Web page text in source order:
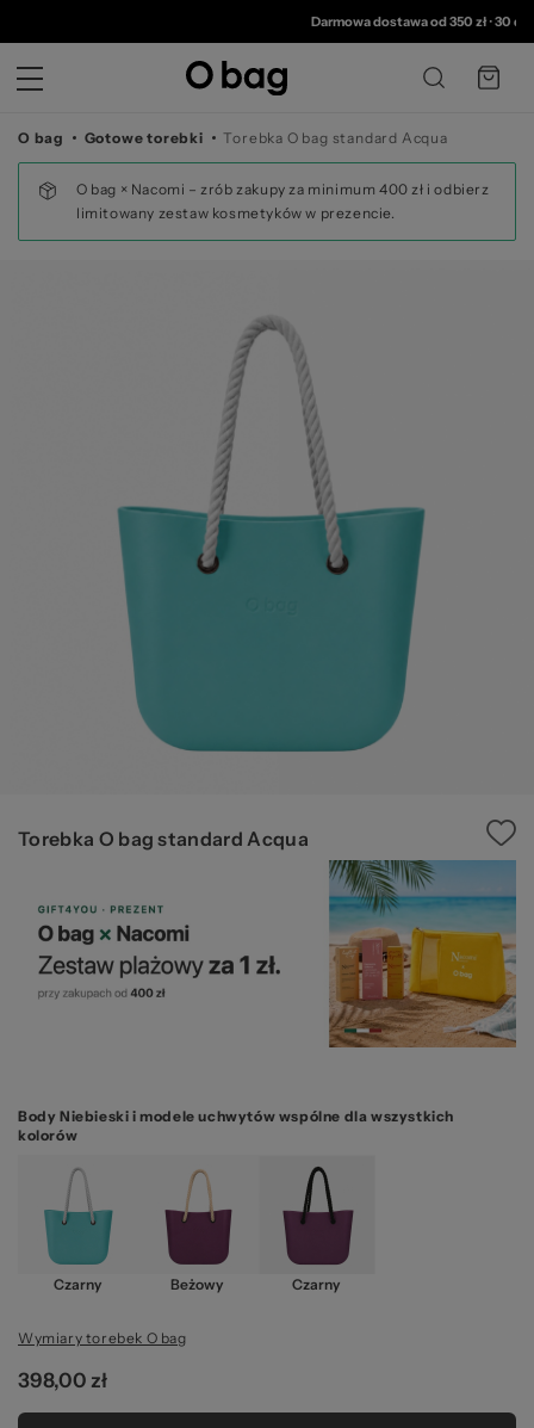
©
Darmowa dostawa od 350 zł•30 dni na zwrot
O bag Gotowe torebki Torebka O bag standard Acqua
O bag × Nacomi – zrób zakupy za minimum 400 zł i odbierz
limitowany zestaw kosmetyków w prezencie.
Torebka O bag standard Acqua
Body Niebieski i modele uchwytów wspólne dla wszystkich
kolorów
Czarny Beżowy Czarny
Wymiary torebek O bag
398,00 zł